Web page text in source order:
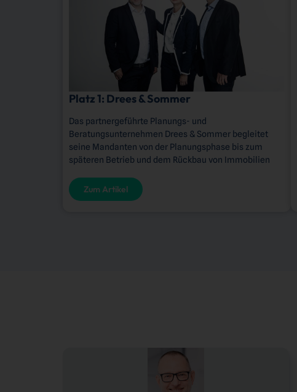
Platz 1: Drees & Sommer
Das partnergeführte Planungs- und
Beratungsunternehmen Drees & Sommer begleitet
seine Mandanten von der Planungsphase bis zum
späteren Betrieb und dem Rückbau von Immobilien
Zum Artikel